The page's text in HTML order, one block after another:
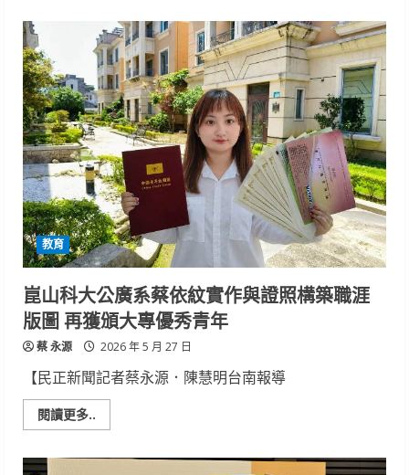
山
科
大
休
運
系
魏
浩
倫
競
速
飆
出
金
牌
人
生
跨
足
短
跑
教
學
培
育
體
新
秀
教育
崑山科大公廣系蔡依紋實作與證照構築職涯
版圖 再獲頒大專優秀青年
蔡 永源 2026 年 5 月 27 日
【民正新聞記者蔡永源．陳慧明台南報導
閱讀更多..
more
山